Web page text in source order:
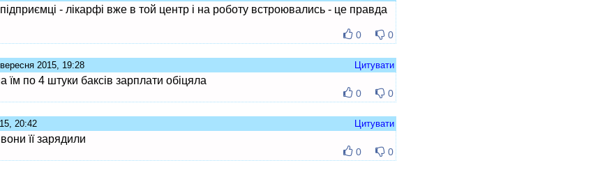
- лікарфі вже в той центр і на роботу встроювались - це правда
0 0
2015, 19:28 Цитувати
їм по 4 штуки баксів зарплати обіцяла
0 0
20:42 Цитувати
її зарядили
0 0